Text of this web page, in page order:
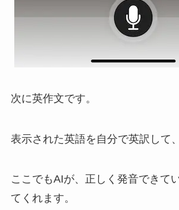
次に英作文です。
表示された英語を自分で英訳して
ここでもAIが、正しく発音できて
てくれます。